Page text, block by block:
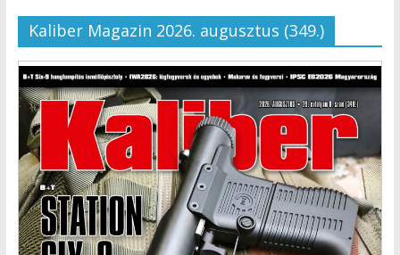
Kaliber Magazin 2026. augusztus (349.)